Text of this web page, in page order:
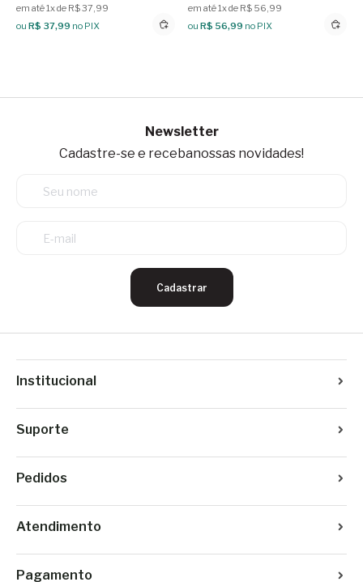
em até 1x de R$ 37,99
ou R$ 37,99 no PIX
em até 1x de R$ 56,99
ou R$ 56,99 no PIX
Newsletter
Cadastre-se e recebanossas novidades!
Cadastrar
Institucional
Suporte
Pedidos
Atendimento
Pagamento